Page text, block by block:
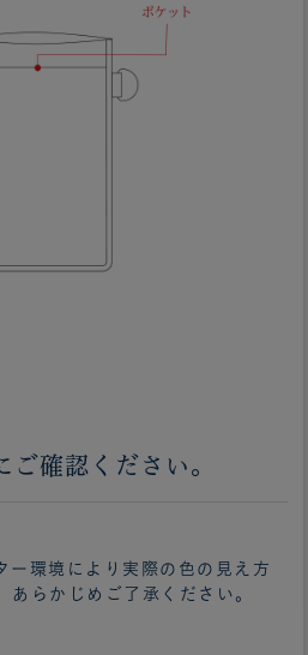
ご確認ください。
ー環境により実際の色の見え方
あらかじめご了承ください。